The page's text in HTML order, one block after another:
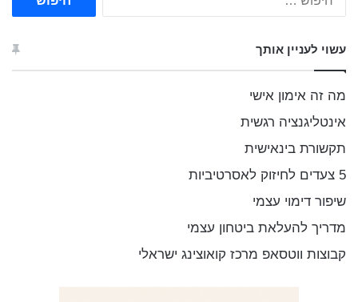
:
עשוי לעניין אותך
מה זה אימון אישי
אינטליגנציה רגשית
תקשורת בינאישית
5 צעדים לחיזוק לאסרטיביות
שיפור דימוי עצמי
מדריך להעלאת ביטחון עצמי
קבוצות ווטסאפ מרכז קואוצינג ישראלי